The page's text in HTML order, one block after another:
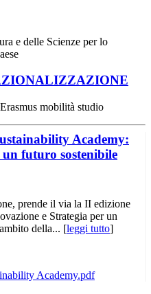
e delle Scienze per lo
mobilità studio
Academy:
futuro sostenibile
prende il via la II edizione
e Strategia per un
della... [leggi tutto]